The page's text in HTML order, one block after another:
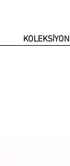
KOLEKSİYON